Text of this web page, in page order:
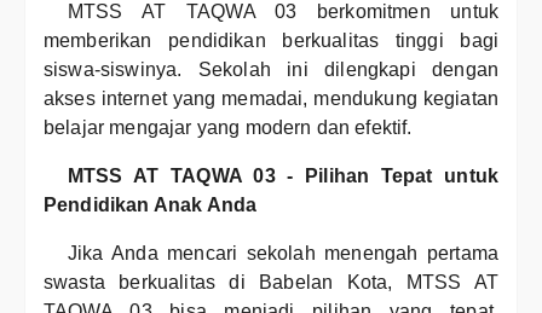
MTSS AT TAQWA 03 berkomitmen untuk
memberikan pendidikan berkualitas tinggi bagi
siswa-siswinya. Sekolah ini dilengkapi dengan
akses internet yang memadai, mendukung kegiatan
belajar mengajar yang modern dan efektif.
MTSS AT TAQWA 03 - Pilihan Tepat untuk
Pendidikan Anak Anda
Jika Anda mencari sekolah menengah pertama
swasta berkualitas di Babelan Kota, MTSS AT